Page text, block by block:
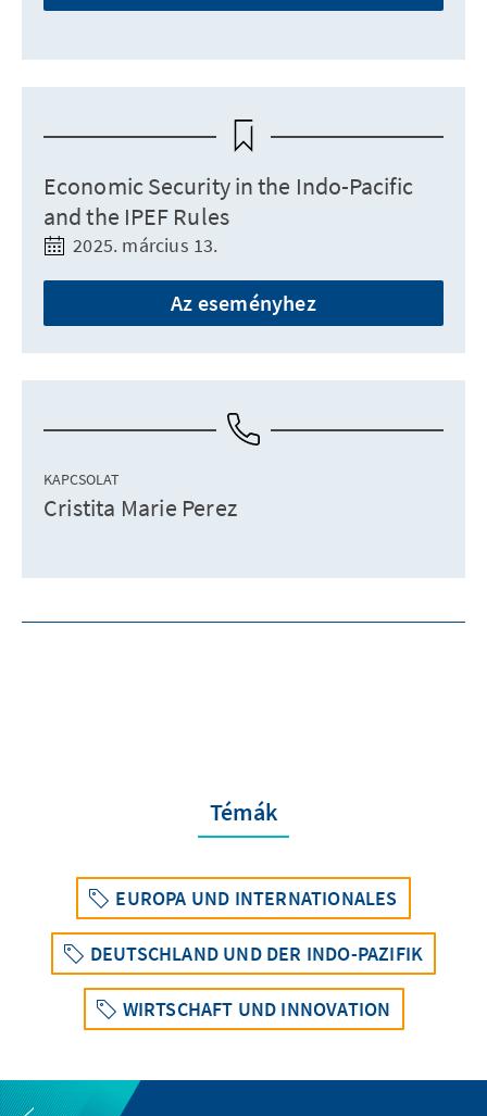
Economic Security in the Indo-Pacific
and the IPEF Rules
2025. március 13.
Az eseményhez
KAPCSOLAT
Cristita Marie Perez
Témák
EUROPA UND INTERNATIONALES
DEUTSCHLAND UND DER INDO-PAZIFIK
WIRTSCHAFT UND INNOVATION